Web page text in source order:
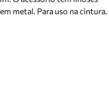
metal. Para uso na cintura.